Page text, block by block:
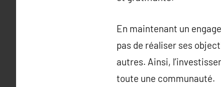
En maintenant un
pas de réaliser ses
autres. Ainsi,
toute une communauté.